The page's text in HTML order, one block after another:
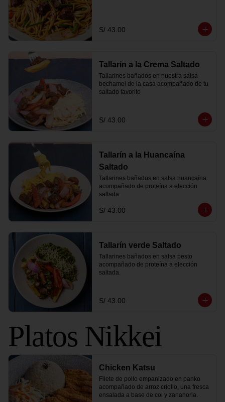
S/ 43.00
Tallarín a la Crema Saltado
Tallarines bañados en nuestra salsa
bechamel de la casa acompañado de tu
saltado favorito
S/ 43.00
Tallarín a la Huancaína
Saltado
Tallarines bañados en salsa huancaína
acompañado de proteína a elección
saltada.
S/ 43.00
Tallarín verde Saltado
Tallarines bañados en salsa pesto
acompañado de proteína a elección
saltada.
S/ 43.00
Platos Nikkei
Chicken Katsu
Filete de pollo empanizado en panko
acompañado de arroz criollo, una fresca
ensalada a base de col y zanahoria.